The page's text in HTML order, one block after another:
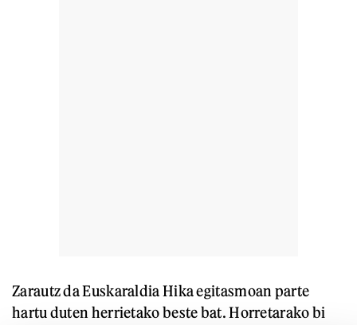
Zarautz da Euskaraldia Hika egitasmoan parte
hartu duten herrietako beste bat. Horretarako bi